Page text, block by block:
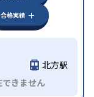
合格実績
北方駅
きません